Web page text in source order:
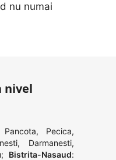
nu numai
nivel
Pancota, Pecica,
, Darmanesti,
; Bistrita-Nasaud: